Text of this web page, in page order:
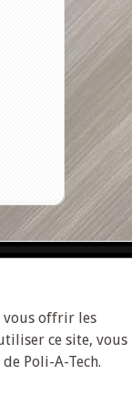
vous offrir les
ce site, vous
Poli-A-Tech.